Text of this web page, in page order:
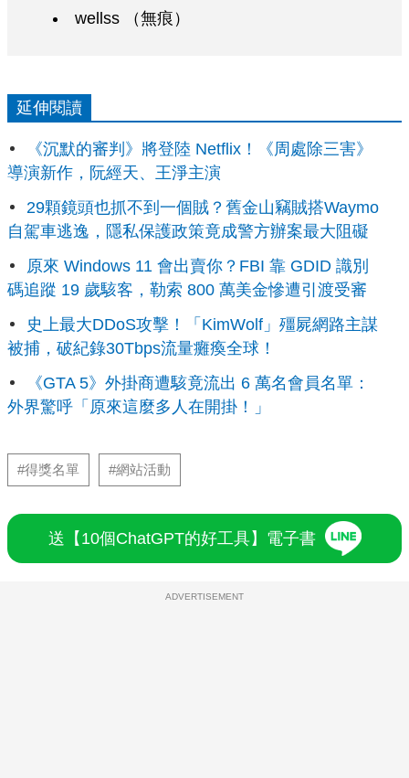
wellss （無痕）
延伸閱讀
《沉默的審判》將登陸 Netflix！《周處除三害》
導演新作，阮經天、王淨主演
29顆鏡頭也抓不到一個賊？舊金山竊賊搭Waymo
自駕車逃逸，隱私保護政策竟成警方辦案最大阻礙
原來 Windows 11 會出賣你？FBI 靠 GDID 識別
碼追蹤 19 歲駭客，勒索 800 萬美金慘遭引渡受審
史上最大DDoS攻擊！「KimWolf」殭屍網路主謀
被捕，破紀錄30Tbps流量癱瘓全球！
《GTA 5》外掛商遭駭竟流出 6 萬名會員名單：
外界驚呼「原來這麼多人在開掛！」
#得獎名單 #網站活動
送【10個ChatGPT的好工具】電子書
ADVERTISEMENT